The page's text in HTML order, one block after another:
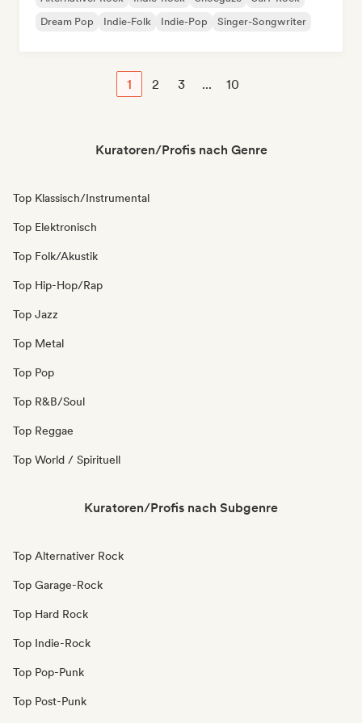
Dream Pop
Indie-Folk Indie-Pop Singer-Songwriter
1 2 3 ... 10
Kuratoren/Profis nach Genre
Top Klassisch/Instrumental
Top Elektronisch
Top Folk/Akustik
Top Hip-Hop/Rap
Top Jazz
Top Metal
Top Pop
Top R&B/Soul
Top Reggae
Top World / Spirituell
Kuratoren/Profis nach Subgenre
Top Alternativer Rock
Top Garage-Rock
Top Hard Rock
Top Indie-Rock
Top Pop-Punk
Top Post-Punk